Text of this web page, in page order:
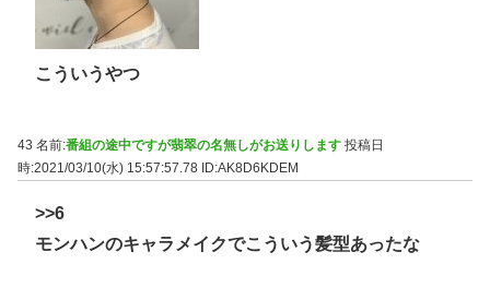
こういうやつ
43 名前:番組の途中ですが翡翠の名無しがお送りします 投稿日
時:2021/03/10(水) 15:57:57.78 ID:AK8D6KDEM
>>6
モンハンのキャラメイクでこういう髪型あったな